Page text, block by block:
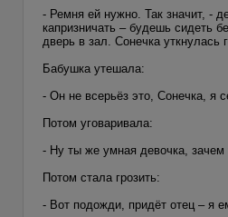
- Ремня ей нужно. Так значит, -
капризничать – будешь сидеть
дверь в зал. Сонечка уткнулась
Бабушка утешала:
- Он не всерьёз это, Сонечка, я
Потом уговаривала:
- Ну ты же умная девочка,
Потом стала грозить:
- Вот подожди, придёт отец – я